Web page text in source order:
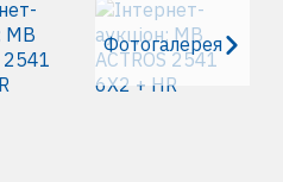
Фотогалерея